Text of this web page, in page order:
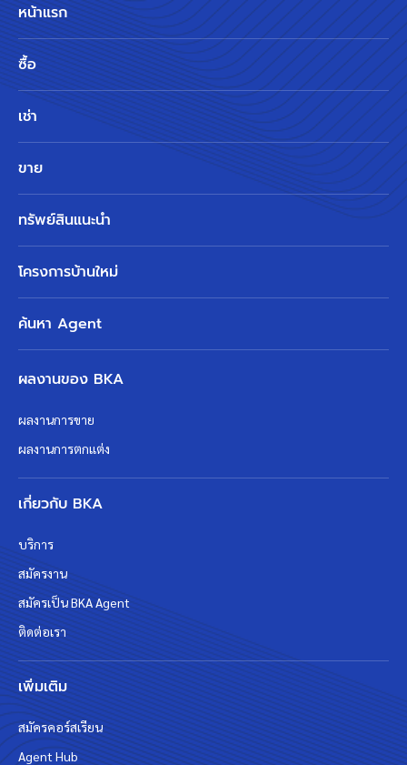
หน้าแรก
ซื้อ
เช่า
ขาย
ทรัพย์สินแนะนำ
โครงการบ้านใหม่
ค้นหา Agent
ผลงานของ BKA
ผลงานการขาย
ผลงานการตกแต่ง
เกี่ยวกับ BKA
บริการ
สมัครงาน
สมัครเป็น BKA Agent
ติดต่อเรา
เพิ่มเติม
สมัครคอร์สเรียน
Agent Hub